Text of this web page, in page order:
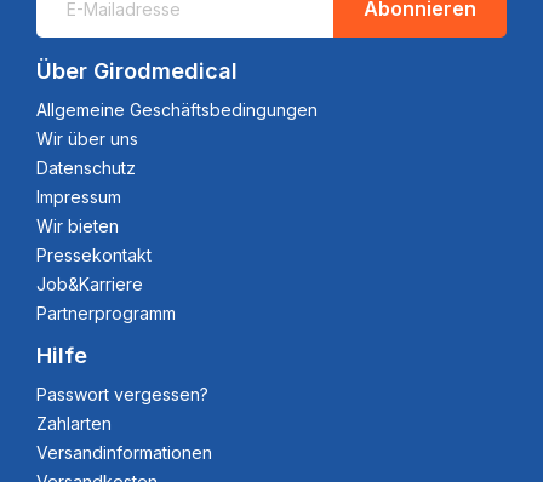
Abonnieren
Über Girodmedical
Allgemeine Geschäftsbedingungen
Wir über uns
Datenschutz
Impressum
Wir bieten
Pressekontakt
Job&Karriere
Partnerprogramm
Hilfe
Passwort vergessen?
Zahlarten
Versandinformationen